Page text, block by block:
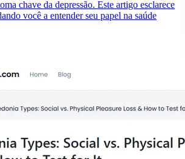
chave da depressão. Este artigo esclarece
você a entender seu papel na saúde